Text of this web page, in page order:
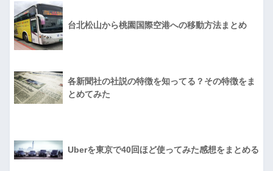
台北松山から桃園国際空港への移動方法まとめ
各新聞社の社説の特徴を知ってる？その特徴をま
とめてみた
Uberを東京で40回ほど使ってみた感想をまとめる